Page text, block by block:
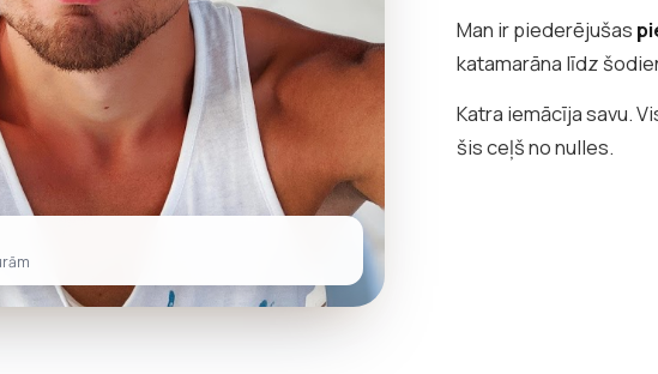
Man ir piederējušas
katamarāna līdz
Katra iemācīja savu.
šis ceļš no nulles.